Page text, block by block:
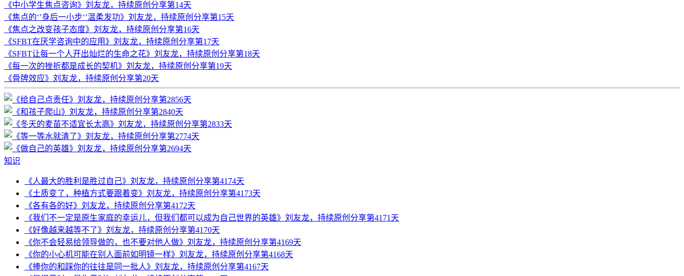
《中小学生焦点咨询》刘友龙，持续原创分享第14天
《焦点的‘’身后一小步‘’温柔发功》刘友龙，持续原创分享第15天
《焦点之改变孩子态度》刘友龙，持续原创分享第16天
《SFBT在厌学咨询中的应用》刘友龙，持续原创分享第17天
《SFBT让每一个人开出灿烂的生命之花》刘友龙，持续原创分享第18天
《每一次的挫折都是成长的契机》刘友龙，持续原创分享第19天
《骨牌效应》刘友龙，持续原创分享第20天
知识
《人最大的胜利是胜过自己》刘友龙，持续原创分享第4174天
《土质变了，种植方式要跟着变》刘友龙，持续原创分享第4173天
《各有各的好》刘友龙，持续原创分享第4172天
《我们不一定是原生家庭的幸运儿，但我们都可以成为自己世界的英雄》刘友龙，持续原创分享第4171天
《好像越来越等不了》刘友龙，持续原创分享第4170天
《你不会轻易给领导做的，也不要对他人做》刘友龙，持续原创分享第4169天
《你的小心机可能在别人面前如明镜一样》刘友龙，持续原创分享第4168天
《捧你的和踩你的往往是同一批人》刘友龙，持续原创分享第4167天